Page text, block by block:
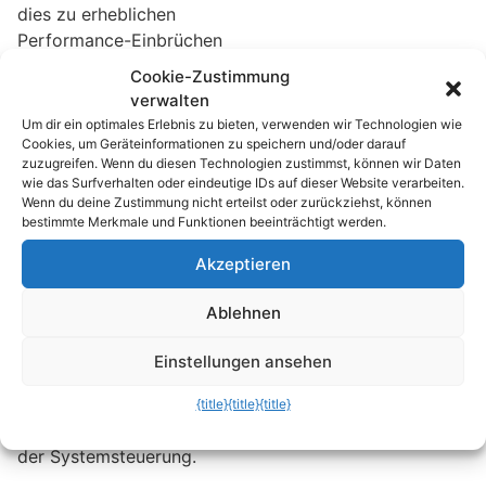
dies zu erheblichen
Performance-Einbrüchen
führen, wenn andere,
rechenintensive
Programme gleichzeitig
ausgeführt werden
müssen. Flüssiges
Arbeiten ist dann nicht
mehr ohne weiteres
möglich. Mit einem
kleinen Trick kann man
Doppelklick aus- und
der Systemsteuerung.
Cookie-Zustimmung
verwalten
Um dir ein optimales Erlebnis zu bieten, verwenden wir Technologien wie
Cookies, um Geräteinformationen zu speichern und/oder darauf
zuzugreifen. Wenn du diesen Technologien zustimmst, können wir Daten
wie das Surfverhalten oder eindeutige IDs auf dieser Website verarbeiten.
Wenn du deine Zustimmung nicht erteilst oder zurückziehst, können
bestimmte Merkmale und Funktionen beeinträchtigt werden.
Akzeptieren
Ablehnen
Einstellungen ansehen
{title}{title}{title}